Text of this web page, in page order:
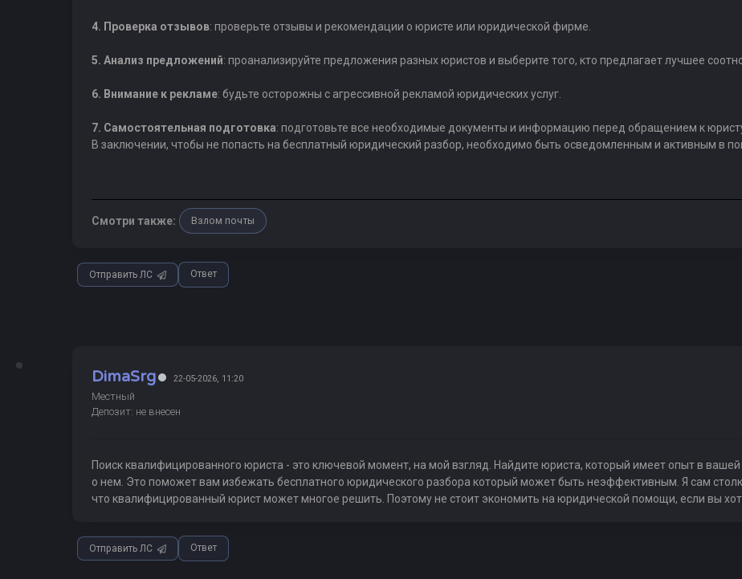
4. Проверка отзывов: проверьте отзывы и рекомендации о юристе или юридической фирме.
5. Анализ предложений: проанализируйте предложения разных юристов и выберите того, кто предлагает лучшее
6. Внимание к рекламе: будьте осторожны с агрессивной рекламой юридических услуг.
7. Самостоятельная подготовка: подготовьте все необходимые документы и информацию перед обращением к
В заключении, чтобы не попасть на бесплатный юридический разбор, необходимо быть осведомленным и активным в
Смотри также: Взлом почты
Отправить ЛС Ответ
DimaSrg 22-05-2026, 11:20
Местный
Депозит: не внесен
Поиск квалифицированного юриста - это ключевой момент, на мой взгляд. Найдите юриста, который имеет опыт в
о нем. Это поможет вам избежать бесплатного юридического разбора который может быть неэффективным. Я сам
что квалифицированный юрист может многое решить. Поэтому не стоит экономить на юридической помощи, если вы
Отправить ЛС Ответ